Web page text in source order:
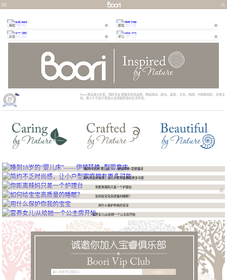
睡眠 整理
玩耍 学习
Boori源自澳大利亚，国际专业婴童房家具品牌，畅销澳洲、欧洲、美国、日本、韩国、中国等地区，享誉全
球，致力于为孩子营造大自然般舒适的生活环境。
睡到18岁的“婴儿床”——伊顿转换+型婴童床
简约不乏时尚感，让小户型家庭拥有更多可能
你距离辣妈只差一个护理台
如何给宝宝高质量的睡眠？
用什么保护你我的宝宝
富养女儿|从给她一个公主房开始